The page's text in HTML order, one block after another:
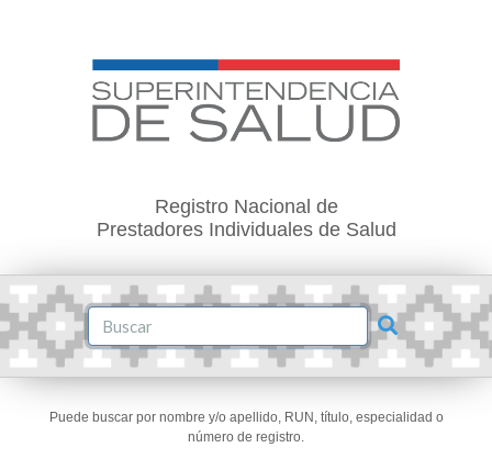
Registro Nacional de
Prestadores Individuales de Salud
Puede buscar por nombre y/o apellido, RUN, título, especialidad o
número de registro.